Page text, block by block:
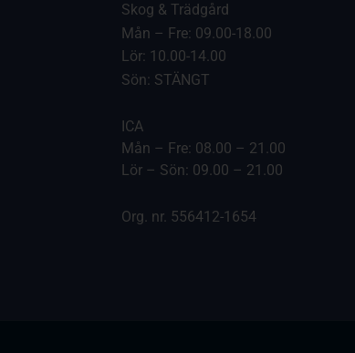
Skog & Trädgård
Mån – Fre: 09.00-18.00
Lör: 10.00-14.00
Sön: STÄNGT
ICA
Mån – Fre: 08.00 – 21.00
Lör – Sön: 09.00 – 21.00
Org. nr. 556412-1654